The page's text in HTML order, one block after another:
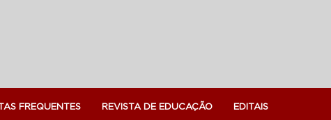
FREQUENTES REVISTA DE EDUCAÇÃO EDITAIS